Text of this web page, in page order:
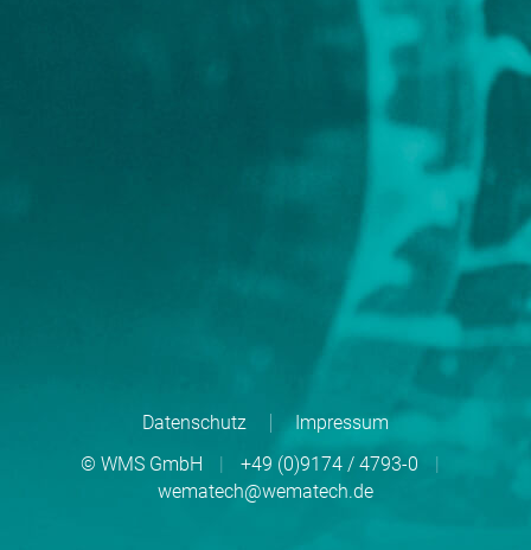
Datenschutz
Impressum
© WMS GmbH
| +49 (0)9174 / 4793-0
|
wematech@wematech.de